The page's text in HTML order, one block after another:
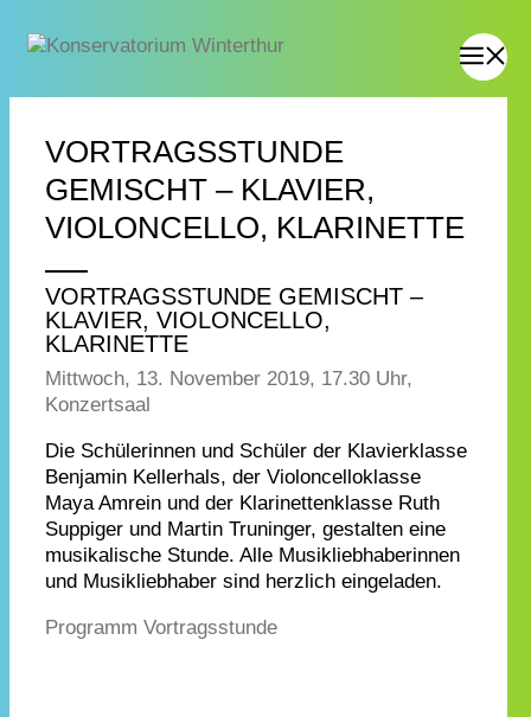
VORTRAGSSTUNDE
GEMISCHT – KLAVIER,
VIOLONCELLO, KLARINETTE
VORTRAGSSTUNDE GEMISCHT –
KLAVIER, VIOLONCELLO,
KLARINETTE
Mittwoch, 13. November 2019, 17.30 Uhr,
Konzertsaal
Die Schülerinnen und Schüler der Klavierklasse
Benjamin Kellerhals, der Violoncelloklasse
Maya Amrein und der Klarinettenklasse Ruth
Suppiger und Martin Truninger, gestalten eine
musikalische Stunde. Alle Musikliebhaberinnen
und Musikliebhaber sind herzlich eingeladen.
Programm Vortragsstunde